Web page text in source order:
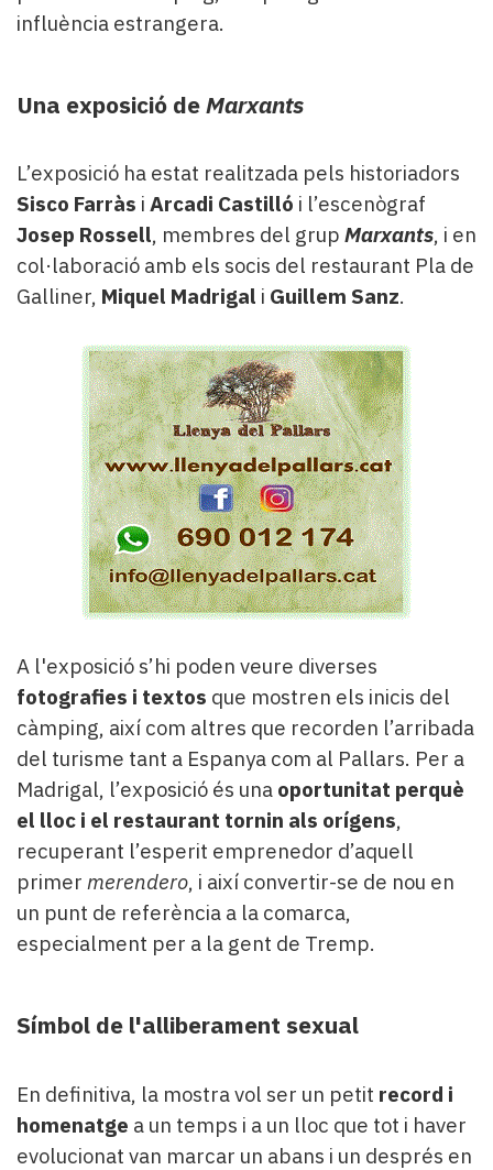
influència estrangera.
Una exposició deMarxants
L’exposició ha estat realitzada pels historiadors
Sisco Farràs i Arcadi Castilló i l’escenògraf
Josep Rossell, membres del grup Marxants, i en
col·laboració amb els socis del restaurant Pla de
Galliner, Miquel Madrigal i Guillem Sanz.
A l'exposició s’hi poden veure diverses
fotografies i textos que mostren els inicis del
càmping, així com altres que recorden l’arribada
del turisme tant a Espanya com al Pallars. Per a
Madrigal, l’exposició és una oportunitat perquè
el lloc i el restaurant tornin als orígens,
recuperant l’esperit emprenedor d’aquell
primer merendero, i així convertir-se de nou en
un punt de referència a la comarca,
especialment per a la gent de Tremp.
Símbol de l'alliberament sexual
En definitiva, la mostra vol ser un petit record i
homenatge a un temps i a un lloc que tot i haver
evolucionat van marcar un abans i un després en